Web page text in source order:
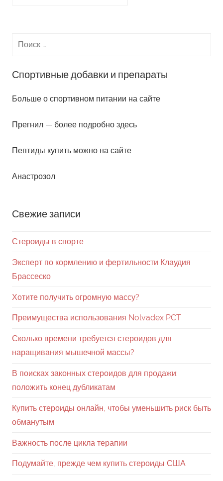
Спортивные добавки и препараты
Больше о спортивном питании на сайте
Прегнил — более подробно здесь
Пептиды купить можно на сайте
Анастрозол
Свежие записи
Стероиды в спорте
Эксперт по кормлению и фертильности Клаудия
Брассеско
Хотите получить огромную массу?
Преимущества использования Nolvadex PCT
Сколько времени требуется стероидов для
наращивания мышечной массы?
В поисках законных стероидов для продажи:
положить конец дубликатам
Купить стероиды онлайн, чтобы уменьшить риск быть
обманутым
Важность после цикла терапии
Подумайте, прежде чем купить стероиды США